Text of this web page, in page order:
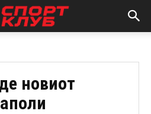
новиот